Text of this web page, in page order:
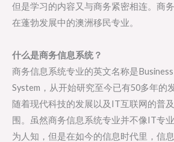
但是学习的内容又与商务紧密相连。商
在蓬勃发展中的澳洲移民专业。
什么是商务信息系统？
商务信息系统专业的英文名称是
System，从开始研究至今已有50多年的
随着现代科技的发展以及IT互联网的普
围。虽然商务信息系统专业并不像IT专
为人知，但是在如今的信息时代里，信